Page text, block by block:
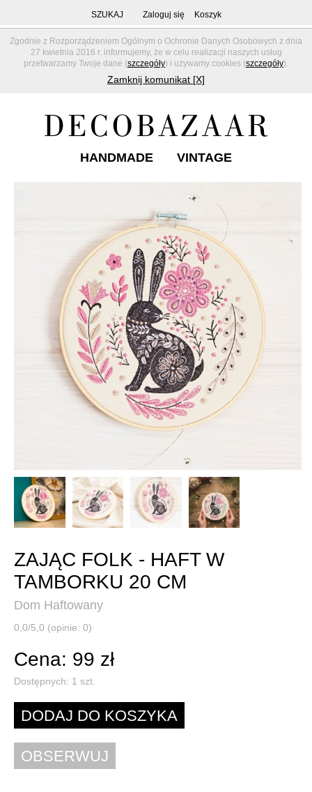
Zgodnie z Rozporządzeniem Ogólnym o Ochronie Danych Osobowych z dnia
27 kwietnia 2016 r. informujemy, że w celu realizacji naszych usług
przetwarzamy Twoje dane (szczegóły) i używamy cookies (szczegóły).
Zamknij komunikat [X]
SZUKAJ Zaloguj się Koszyk
HANDMADE VINTAGE
ZAJĄC FOLK - HAFT W
TAMBORKU 20 CM
Dom Haftowany
0,0/5,0 (opinie: 0)
Cena: 99 zł
Dostępnych: 1 szt.